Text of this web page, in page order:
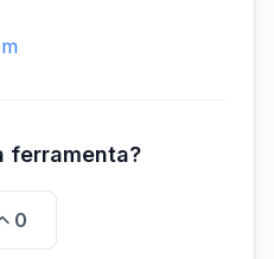
ferramenta?
0